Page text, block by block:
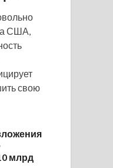
США,
свою
млрд